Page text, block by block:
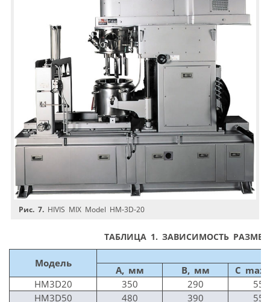
Рис. 7. HIVIS MIX Model HM‑3D‑20
ТАБЛИЦА 1. ЗАВИСИМОСТЬ
Модель
А, мм В, мм
С
HM­3D­20
350 290
550
HM­3D­50
480 390
550